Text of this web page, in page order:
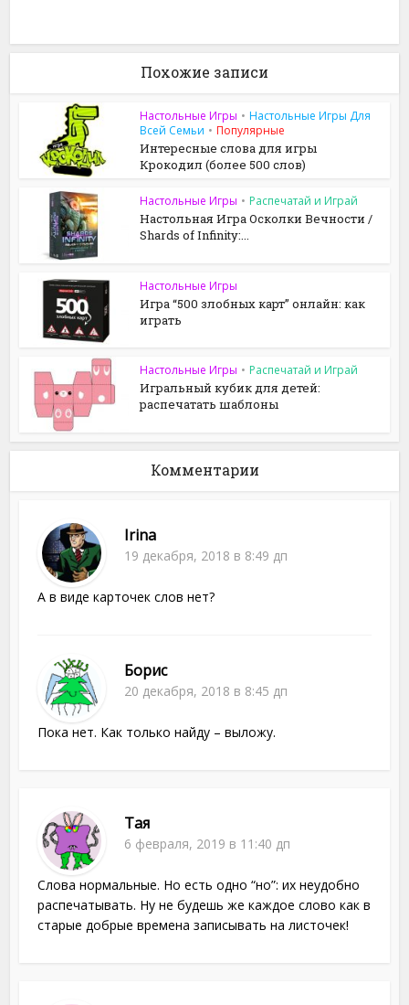
Похожие записи
Настольные Игры • Настольные Игры Для
Всей Семьи • Популярные
Интересные слова для игры
Крокодил (более 500 слов)
Настольные Игры • Распечатай и Играй
Настольная Игра Осколки Вечности /
Shards of Infinity:...
Настольные Игры
Игра “500 злобных карт” онлайн: как
играть
Настольные Игры • Распечатай и Играй
Игральный кубик для детей:
распечатать шаблоны
Комментарии
Irina
19 декабря, 2018 в 8:49 дп
А в виде карточек слов нет?
Борис
20 декабря, 2018 в 8:45 дп
Пока нет. Как только найду – выложу.
Тая
6 февраля, 2019 в 11:40 дп
Слова нормальные. Но есть одно “но”: их неудобно
распечатывать. Ну не будешь же каждое слово как в
старые добрые времена записывать на листочек!